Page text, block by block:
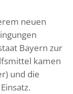
neuen
Bayern zur
kamen
und die
Einsatz.